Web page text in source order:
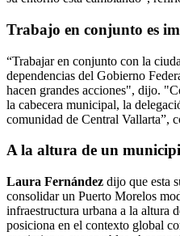
Trabajo en conjunto es
“Trabajar en conjunto con la
dependencias del Gobierno
hacen grandes acciones", dijo.
la cabecera municipal, la
comunidad de Central Vallarta”,
A la altura de un
Laura Fernández dijo que esta
consolidar un Puerto Morelos
infraestructura urbana a la altura
posiciona en el contexto global